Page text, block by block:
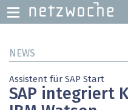
zumNEWS
Assistent für SAP Start
SAP integriert